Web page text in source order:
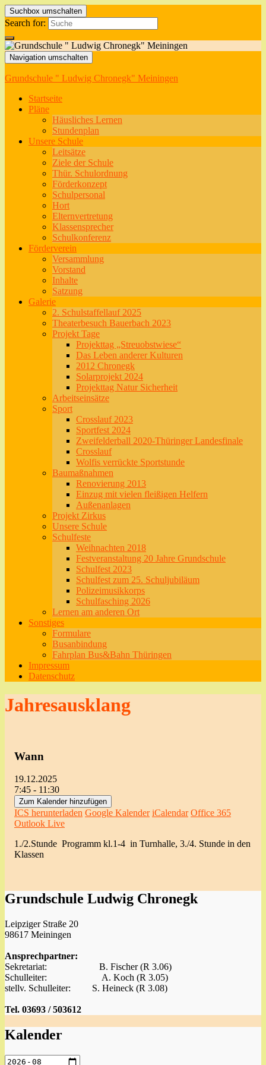
Suchbox umschalten
Search for:
Navigation umschalten
Grundschule " Ludwig Chronegk" Meiningen
Startseite
Pläne
Häusliches Lernen
Stundenplan
Unsere Schule
Leitsätze
Ziele der Schule
Thür. Schulordnung
Förderkonzept
Schulpersonal
Hort
Elternvertretung
Klassensprecher
Schulkonferenz
Förderverein
Versammlung
Vorstand
Inhalte
Satzung
Galerie
2. Schulstaffellauf 2025
Theaterbesuch Bauerbach 2023
Projekt Tage
Projekttag „Streuobstwiese“
Das Leben anderer Kulturen
2012 Chronegk
Solarprojekt 2024
Projekttag Natur Sicherheit
Arbeitseinsätze
Sport
Crosslauf 2023
Sportfest 2024
Zweifelderball 2020-Thüringer Landesfinale
Crosslauf
Wolfis verrückte Sportstunde
Baumaßnahmen
Renovierung 2013
Einzug mit vielen fleißigen Helfern
Außenanlagen
Projekt Zirkus
Unsere Schule
Schulfeste
Weihnachten 2018
Festveranstaltung 20 Jahre Grundschule
Schulfest 2023
Schulfest zum 25. Schuljubiläum
Polizeimusikkorps
Schulfasching 2026
Lernen am anderen Ort
Sonstiges
Formulare
Busanbindung
Fahrplan Bus&Bahn Thüringen
Impressum
Datenschutz
Jahresausklang
Wann
19.12.2025
7:45 - 11:30
Zum Kalender hinzufügen
ICS herunterladen Google Kalender iCalendar Office 365
Outlook Live
1./2.Stunde Programm kl.1-4 in Turnhalle, 3./4. Stunde in den
Klassen
Grundschule Ludwig Chronegk
Leipziger Straße 20
98617 Meiningen
Ansprechpartner:
Sekretariat: B. Fischer (R 3.06)
Schulleiter: A. Koch (R 3.05)
stellv. Schulleiter: S. Heineck (R 3.08)
Tel. 03693 / 503612
Kalender